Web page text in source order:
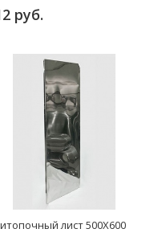
руб.
лист 500Х600